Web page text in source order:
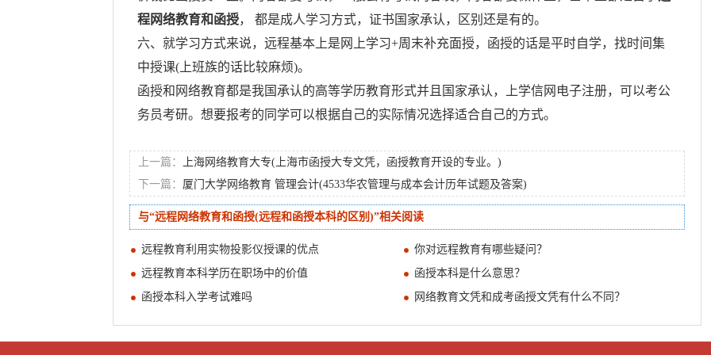
程网络教育和函授， 都是成人学习方式，证书国家承认，区别还是有的。
六、就学习方式来说，远程基本上是网上学习+周末补充面授，函授的话是平时自学，找时间集
中授课(上班族的话比较麻烦)。
函授和网络教育都是我国承认的高等学历教育形式并且国家承认，上学信网电子注册，可以考公
务员考研。想要报考的同学可以根据自己的实际情况选择适合自己的方式。
上一篇：
上海网络教育大专(上海市函授大专文凭，函授教育开设的专业。)
下一篇： 厦门大学网络教育 管理会计(4533华农管理与成本会计历年试题及答案)
与“远程网络教育和函授(远程和函授本科的区别)”相关阅读
远程教育利用实物投影仪授课的优点
你对远程教育有哪些疑问？
远程教育本科学历在职场中的价值
函授本科是什么意思？
函授本科入学考试难吗
网络教育文凭和成考函授文凭有什么不同？